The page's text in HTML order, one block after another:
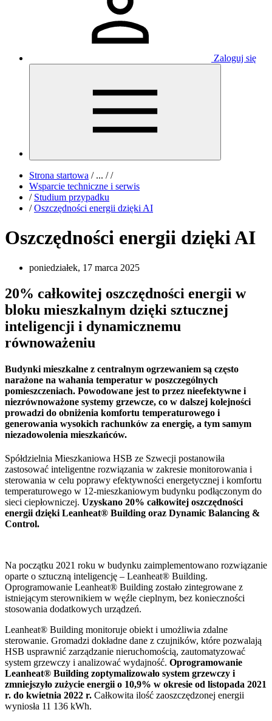
Zaloguj się
Strona startowa /... / /
Wsparcie techniczne i serwis
/ Studium przypadku
/ Oszczędności energii dzięki AI
Oszczędności energii dzięki AI
poniedziałek, 17 marca 2025
20% całkowitej oszczędności energii w
bloku mieszkalnym dzięki sztucznej
inteligencji i dynamicznemu
równoważeniu
Budynki mieszkalne z centralnym ogrzewaniem są często
narażone na wahania temperatur w poszczególnych
pomieszczeniach. Powodowane jest to przez nieefektywne i
niezrównoważone systemy grzewcze, co w dalszej kolejności
prowadzi do obniżenia komfortu temperaturowego i
generowania wysokich rachunków za energię, a tym samym
niezadowolenia mieszkańców.
Spółdzielnia Mieszkaniowa HSB ze Szwecji postanowiła
zastosować inteligentne rozwiązania w zakresie monitorowania i
sterowania w celu poprawy efektywności energetycznej i komfortu
temperaturowego w 12-mieszkaniowym budynku podłączonym do
sieci ciepłowniczej. Uzyskano 20% całkowitej oszczędności
energii dzięki Leanheat® Building oraz Dynamic Balancing &
Control.
Na początku 2021 roku w budynku zaimplementowano rozwiązanie
oparte o sztuczną inteligencję – Leanheat® Building.
Oprogramowanie Leanheat® Building zostało zintegrowane z
istniejącym sterownikiem w węźle cieplnym, bez konieczności
stosowania dodatkowych urządzeń.
Leanheat® Building monitoruje obiekt i umożliwia zdalne
sterowanie. Gromadzi dokładne dane z czujników, które pozwalają
HSB usprawnić zarządzanie nieruchomością, zautomatyzować
system grzewczy i analizować wydajność. Oprogramowanie
Leanheat® Building zoptymalizowało system grzewczy i
zmniejszyło zużycie energii o 10,9% w okresie od listopada 2021
r. do kwietnia 2022 r. Całkowita ilość zaoszczędzonej energii
wyniosła 11 136 kWh.